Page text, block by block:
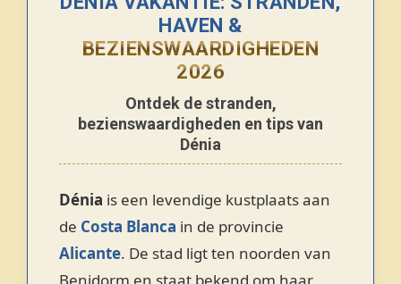
HAVEN &
BEZIENSWAARDIGHEDEN
2026
Ontdek de stranden,
bezienswaardigheden en tips van
Dénia
Dénia is een levendige kustplaats aan
de Costa Blanca in de provincie
Alicante. De stad ligt ten noorden van